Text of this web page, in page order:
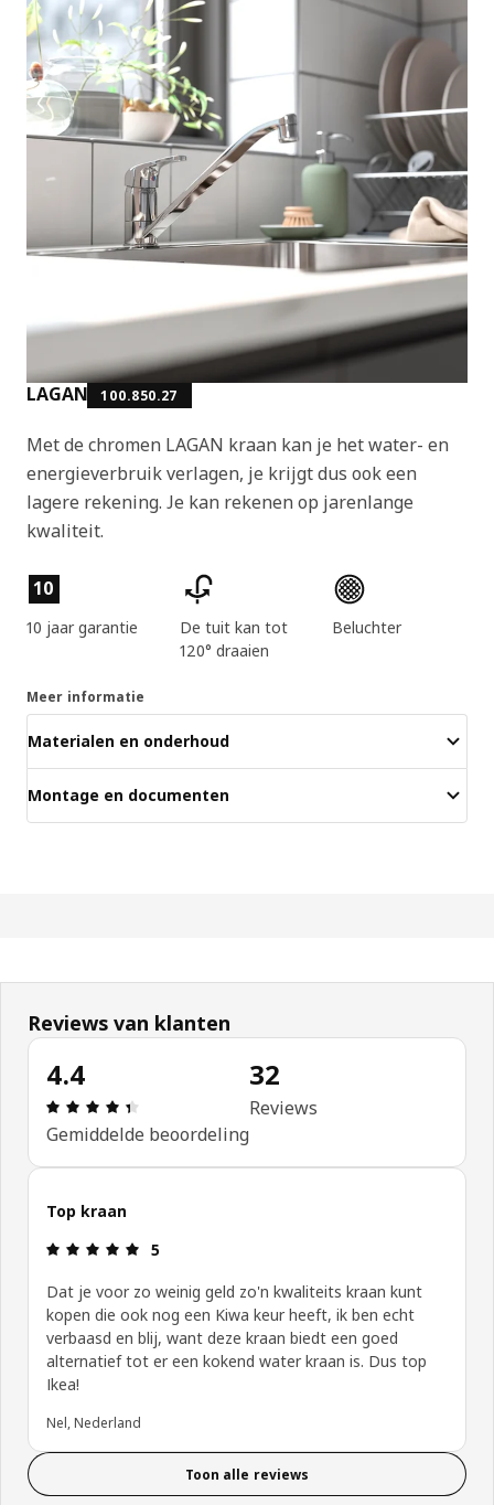
LAGAN 100.850.27
Met de chromen LAGAN kraan kan je het water- en
energieverbruik verlagen, je krijgt dus ook een
lagere rekening. Je kan rekenen op jarenlange
kwaliteit.
Producteigenschappen
10
10 jaar garantie
De tuit kan tot
120° draaien
Beluchter
Meer informatie
Materialen en onderhoud
Montage en documenten
Reviews van klanten
4.4
Review: 4.4 van 5 sterren. Totaal beoordelingen:
Gemiddelde beoordeling
32
Reviews
Top kraan
Review: 5 van 5 sterren.
5
Dat je voor zo weinig geld zo'n kwaliteits kraan kunt
kopen die ook nog een Kiwa keur heeft, ik ben echt
verbaasd en blij, want deze kraan biedt een goed
alternatief tot er een kokend water kraan is. Dus top
Ikea!
Nel, Nederland
Toon alle reviews